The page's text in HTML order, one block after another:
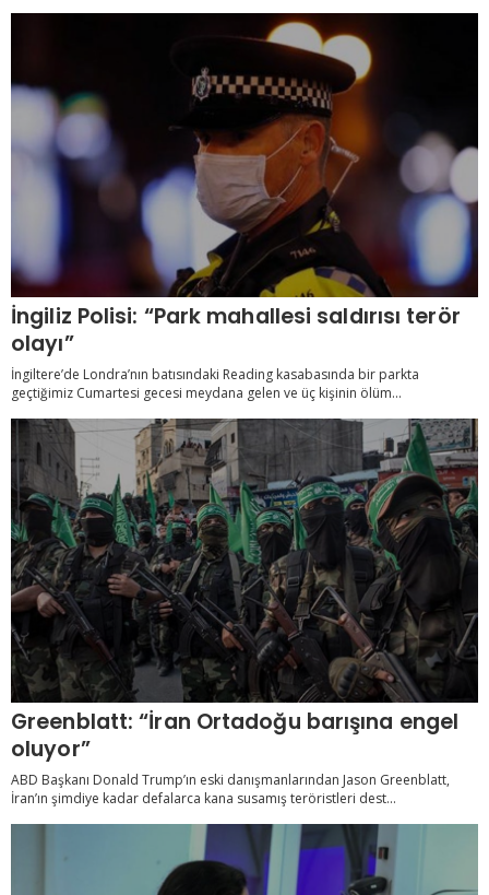
İngiliz Polisi: “Park mahallesi saldırısı terör
olayı”
İngiltere’de Londra’nın batısındaki Reading kasabasında bir parkta
geçtiğimiz Cumartesi gecesi meydana gelen ve üç kişinin ölüm...
Greenblatt: “İran Ortadoğu barışına engel
oluyor”
ABD Başkanı Donald Trump’ın eski danışmanlarından Jason Greenblatt,
İran’ın şimdiye kadar defalarca kana susamış teröristleri dest...